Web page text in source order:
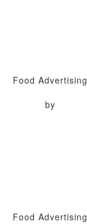
Food Advertising
by
Food Advertising